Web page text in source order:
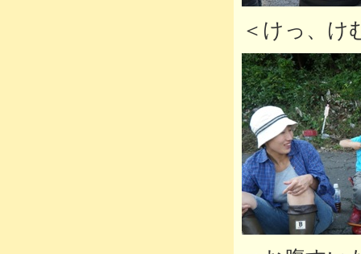
＜けっ、け